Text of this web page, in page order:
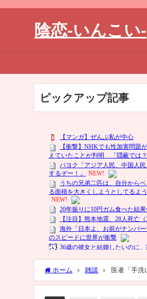
陰恋-いんこい-
ピックアップ記事
ホーム 雑談 医者「手洗